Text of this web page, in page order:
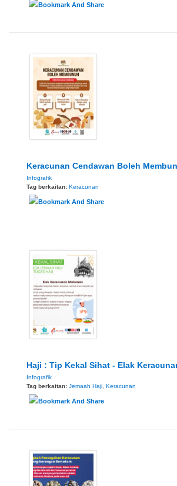
Keracunan Cendawan Boleh
Infografik
Tag berkaitan: Keracunan
Haji : Tip Kekal Sihat - Elak
Infografik
Tag berkaitan: Jemaah Haji Keracunan